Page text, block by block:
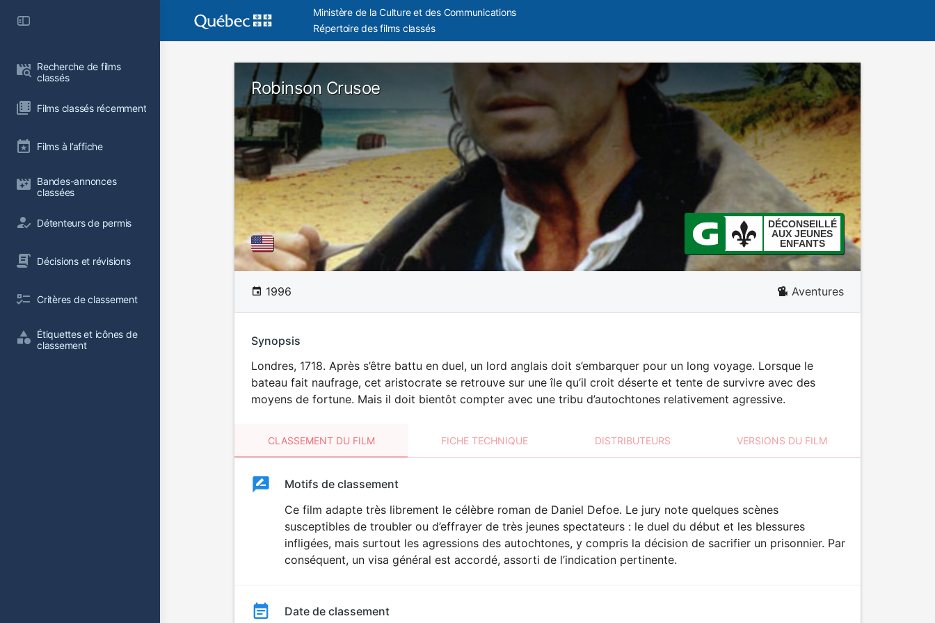
Recherche de films
classés
Films classés récemment
Films à l’affiche
Bandes-annonces
classées
Détenteurs de permis
Décisions et révisions
Critères de classement
Étiquettes et icônes de
classement
Ministère de la Culture et des Communications
Répertoire des films classés
Robinson Crusoe
DÉCONSEILLÉ
AUX JEUNES
ENFANTS
1996 Aventures
Synopsis
Londres, 1718. Après s’être battu en duel, un lord anglais doit s’embarquer pour un long voyage. Lorsque le
bateau fait naufrage, cet aristocrate se retrouve sur une île qu’il croit déserte et tente de survivre avec des
moyens de fortune. Mais il doit bientôt compter avec une tribu d’autochtones relativement agressive.
CLASSEMENT DU FILM FICHE TECHNIQUE DISTRIBUTEURS VERSIONS DU FILM
ClassementClassement
DÉCONSEILLÉ
AUX JEUNES
ENFANTS
Motifs de classement
Ce film adapte très librement le célèbre roman de Daniel Defoe. Le jury note quelques scènes
susceptibles de troubler ou d’effrayer de très jeunes spectateurs : le duel du début et les blessures
infligées, mais surtout les agressions des autochtones, y compris la décision de sacrifier un prisonnier. Par
conséquent, un visa général est accordé, assorti de l’indication pertinente.
Date de classement